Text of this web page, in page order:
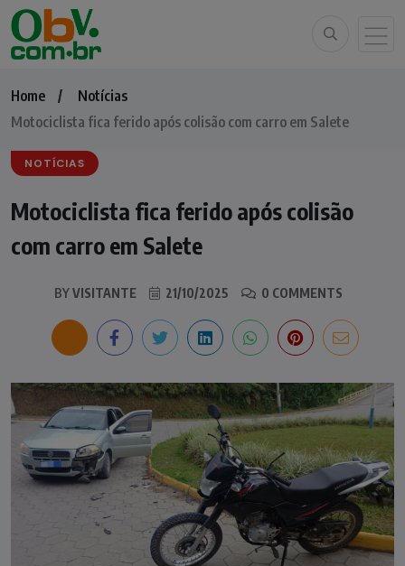
Home
Notícias
Motociclista fica ferido após colisão com carro em Salete
NOTÍCIAS
Motociclista fica ferido após colisão
com carro em Salete
BYVISITANTE 21/10/2025 0 COMMENTS